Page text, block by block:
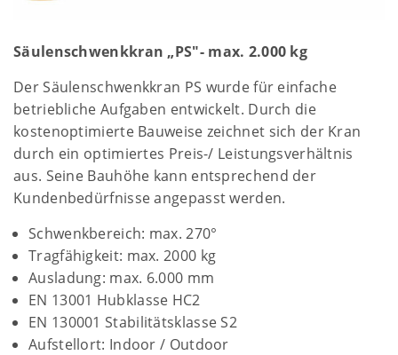
Säulenschwenkkran „PS"- max. 2.000 kg
Der Säulenschwenkkran PS wurde für einfache
betriebliche Aufgaben entwickelt. Durch die
kostenoptimierte Bauweise zeichnet sich der Kran
durch ein optimiertes Preis-/ Leistungsverhältnis
aus. Seine Bauhöhe kann entsprechend der
Kundenbedürfnisse angepasst werden.
Schwenkbereich: max. 270°
Tragfähigkeit: max. 2000 kg
Ausladung: max. 6.000 mm
EN 13001 Hubklasse HC2
EN 130001 Stabilitätsklasse S2
Aufstellort: Indoor / Outdoor